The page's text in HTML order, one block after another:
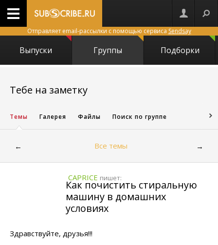
Отправляет email-рассылки с помощью сервиса Sendsay
Выпуски Группы Подборки
Тебе на заметку
Темы Галерея Файлы Поиск по группе
← Все темы →
CAPRICE пишет:
Как почистить стиральную
машину в домашних
условиях
Здравствуйте, друзья!!!